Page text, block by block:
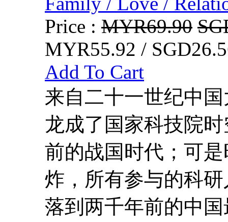
Price : MYR69.90
MYR55.92 /
Add To Cart
来自二十一世纪中
龙成了国家科技院
前的战国时代；可
炸，所有参与的科
落到两千年前的中